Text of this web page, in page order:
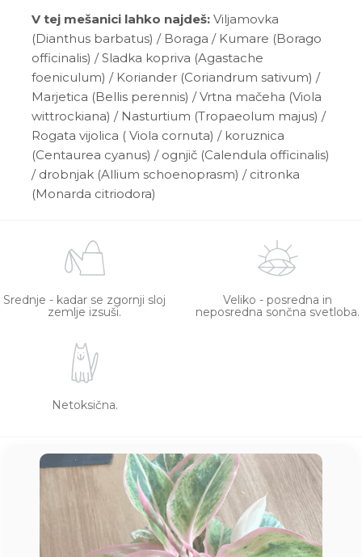
V tej mešanici lahko najdeš:Viljamovka
(Dianthus barbatus) / Boraga / Kumare (Borago
officinalis) / Sladka kopriva (Agastache
foeniculum) / Koriander (Coriandrum sativum) /
Marjetica (Bellis perennis) / Vrtna mačeha (Viola
wittrockiana) / Nasturtium (Tropaeolum majus) /
Rogata vijolica ( Viola cornuta) / koruznica
(Centaurea cyanus) / ognjič (Calendula officinalis)
/ drobnjak (Allium schoenoprasm) / citronka
(Monarda citriodora)
Srednje - kadar se zgornji sloj
zemlje izsuši.
Veliko - posredna in
neposredna sončna svetloba.
Netoksična.